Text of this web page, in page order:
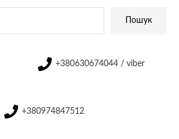
Пошук
+380630674044 / viber
+380974847512